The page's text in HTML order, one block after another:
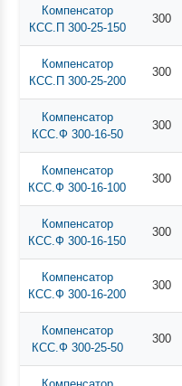
Компенсатор
КСС.П 300-25-150
300
Компенсатор
КСС.П 300-25-200
300
Компенсатор
КСС.Ф 300-16-50
300
Компенсатор
КСС.Ф 300-16-100
300
Компенсатор
КСС.Ф 300-16-150
300
Компенсатор
КСС.Ф 300-16-200
300
Компенсатор
КСС.Ф 300-25-50
300